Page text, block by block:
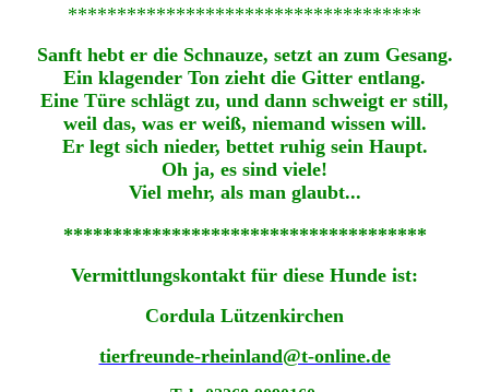
************************************
Sanft hebt er die Schnauze, setzt an zum Gesang.
Ein klagender Ton zieht die Gitter entlang.
Eine Türe schlägt zu, und dann schweigt er still,
weil das, was er weiß, niemand wissen will.
Er legt sich nieder, bettet ruhig sein Haupt.
Oh ja, es sind viele!
Viel mehr, als man glaubt...
*************************************
Vermittlungskontakt für diese Hunde ist:
Cordula Lützenkirchen
tierfreunde-rheinland@t-online.de